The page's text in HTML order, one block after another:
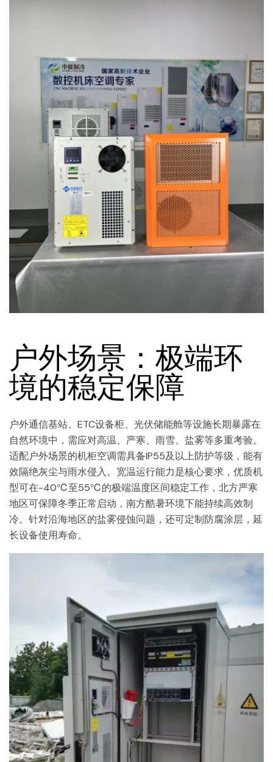
户外场景：极端环
境的稳定保障
户外通信基站、ETC设备柜、光伏储能舱等设施长期暴露在
自然环境中，需应对高温、严寒、雨雪、盐雾等多重考验。
适配户外场景的机柜空调需具备IP55及以上防护等级，能有
效隔绝灰尘与雨水侵入。宽温运行能力是核心要求，优质机
型可在-40℃至55℃的极端温度区间稳定工作，北方严寒
地区可保障冬季正常启动，南方酷暑环境下能持续高效制
冷。针对沿海地区的盐雾侵蚀问题，还可定制防腐涂层，延
长设备使用寿命。